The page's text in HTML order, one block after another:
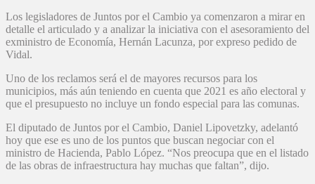
Los legisladores de Juntos por el Cambio ya comenzaron a mirar en
detalle el articulado y a analizar la iniciativa con el asesoramiento del
exministro de Economía, Hernán Lacunza, por expreso pedido de
Vidal.
Uno de los reclamos será el de mayores recursos para los
municipios, más aún teniendo en cuenta que 2021 es año electoral y
que el presupuesto no incluye un fondo especial para las comunas.
El diputado de Juntos por el Cambio, Daniel Lipovetzky, adelantó
hoy que ese es uno de los puntos que buscan negociar con el
ministro de Hacienda, Pablo López. “Nos preocupa que en el listado
de las obras de infraestructura hay muchas que faltan”, dijo.